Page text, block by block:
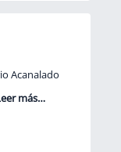
Acanalado
más…